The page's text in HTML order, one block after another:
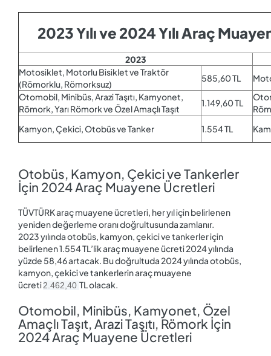
2023 Yılı ve 2024 Yılı Araç
2023
Motosiklet, Motorlu Bisiklet ve Traktör
(Römorklu, Römorksuz)
585,60 TL
Otomobil, Minibüs, Arazi Taşıtı, Kamyonet,
Römork, Yarı Römork ve Özel Amaçlı Taşıt
1.149,60 TL
Kamyon, Çekici, Otobüs ve Tanker
1.554 TL
Otobüs, Kamyon, Çekici ve Tankerler
İçin 2024 Araç Muayene Ücretleri
TÜVTÜRK araç muayene ücretleri, her yıl için belirlenen
yeniden değerleme oranı doğrultusunda zamlanır.
2023 yılında otobüs, kamyon, çekici ve tankerler için
belirlenen 1.554 TL’lik araç muayene ücreti 2024 yılında
yüzde 58,46 artacak. Bu doğrultuda 2024 yılında otobüs,
kamyon, çekici ve tankerlerin araç muayene
ücreti2.462,40 TL olacak.
Otomobil, Minibüs, Kamyonet, Özel
Amaçlı Taşıt, Arazi Taşıtı, Römork İçin
2024 Araç Muayene Ücretleri